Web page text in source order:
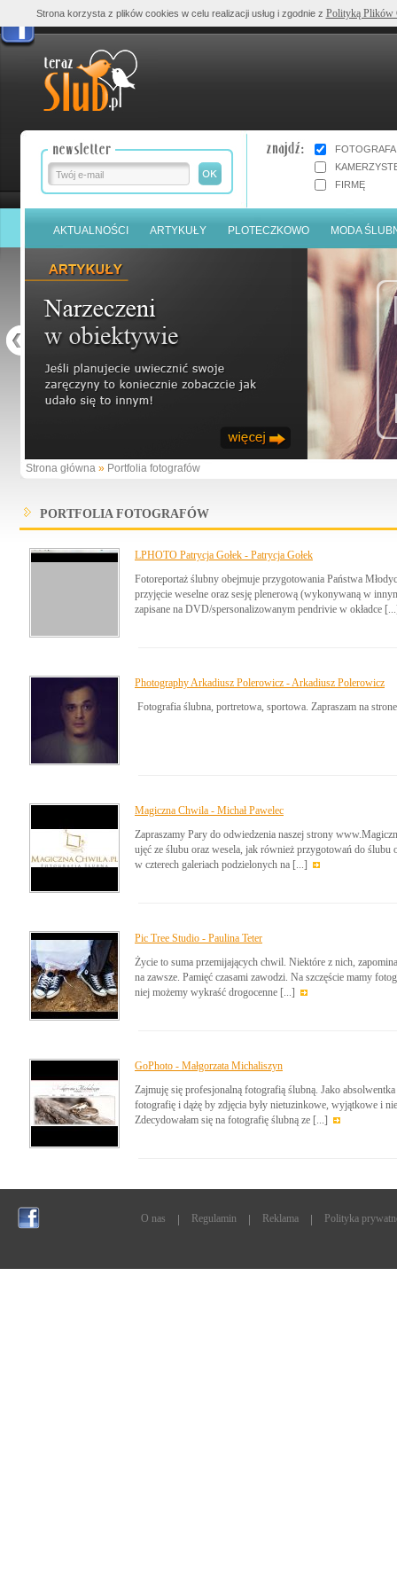
FOTOGRAFA
FIRMĘ
AKTUALNOŚCI ARTYKUŁY PLOTECZKOWO MODA
Strona główna » Portfolia fotografów
PORTFOLIA FOTOGRAFÓW
LPHOTO Patrycja Gołek - Patrycja Gołek
Fotoreportaż ślubny obejmuje przygotowania Państwa
przyjęcie weselne oraz sesję plenerową (wykonywaną w
zapisane na DVD/spersonalizowanym pendrivie w okładce
Photography Arkadiusz Polerowicz - Arkadiusz Polerowicz
Fotografia ślubna, portretowa, sportowa. Zapraszam na
Magiczna Chwila - Michał Pawelec
Zapraszamy Pary do odwiedzenia naszej strony
ujęć ze ślubu oraz wesela, jak również przygotowań do ślubu
w czterech galeriach podzielonych na [...]
Pic Tree Studio - Paulina Teter
Życie to suma przemijających chwil. Niektóre z nich,
na zawsze. Pamięć czasami zawodzi. Na szczęście mamy
niej możemy wykraść drogocenne [...]
GoPhoto - Małgorzata Michaliszyn
Zajmuję się profesjonalną fotografią ślubną. Jako
fotografię i dążę by zdjęcia były nietuzinkowe, wyjątkowe i
Zdecydowałam się na fotografię ślubną ze [...]
O nas Regulamin Reklama Polityka
Strona korzysta z plików cookies w celu realizacji usług i zgodnie z Polityką Plików